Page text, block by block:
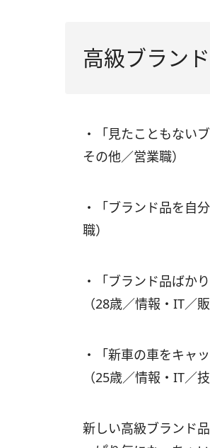
高級ブラン
・「見たこともない
その他／営業職）
・「ブランド品を自
職）
・「ブランド品ばか
（28歳／情報・IT／
・「新車の車をキャ
（25歳／情報・IT／技
新しい高級ブランド